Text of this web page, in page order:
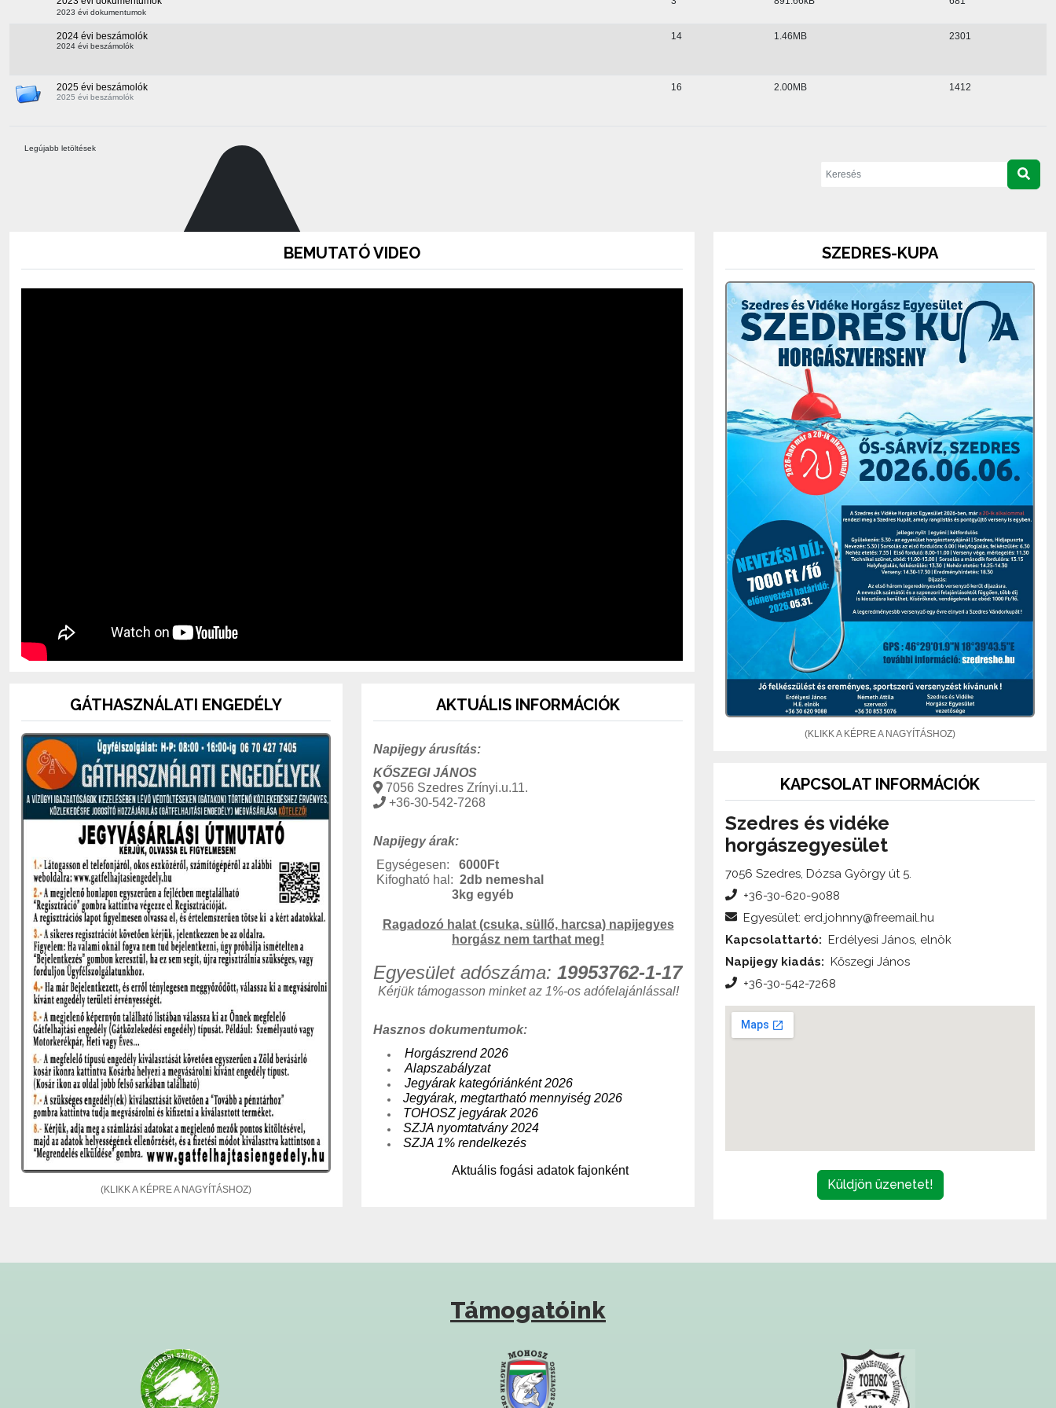
2023 évi dokumentumok
2024 évi beszámolók
2024 évi beszámolók
14 1.46MB 2301
2025 évi beszámolók
2025 évi beszámolók
16 2.00MB 1412
Legújabb letöltések
BEMUTATÓ VIDEO
GÁTHASZNÁLATI ENGEDÉLY
(KLIKK A KÉPRE A NAGYÍTÁSHOZ)
AKTUÁLIS INFORMÁCIÓK
Napijegy árusítás:
KŐSZEGI JÁNOS
7056 Szedres Zrínyi.u.11.
+36-30-542-7268
Napijegy árak:
Egységesen: 6000Ft
Kifogható hal: 2db nemeshal
3kg egyéb
Ragadozó halat (csuka, süllő, harcsa) napijegyes
horgász nem tarthat meg!
Egyesület adószáma: 19953762-1-17
Kérjük támogasson minket az 1%-os adófelajánlással!
Hasznos dokumentumok:
Horgászrend 2026
Alapszabályzat
Jegyárak kategóriánként 2026
Jegyárak, megtartható mennyiség 2026
TOHOSZ jegyárak 2026
SZJA nyomtatvány 2024
SZJA 1% rendelkezés
Aktuális fogási adatok fajonként
SZEDRES-KUPA
(KLIKK A KÉPRE A NAGYÍTÁSHOZ)
KAPCSOLAT INFORMÁCIÓK
Szedres és vidéke
horgászegyesület
7056 Szedres, Dózsa György út 5.
+36-30-620-9088
Egyesület: erd.johnny@freemail.hu
Kapcsolattartó: Erdélyesi János, elnök
Napijegy kiadás: Kőszegi János
+36-30-542-7268
Küldjön üzenetet!
Támogatóink